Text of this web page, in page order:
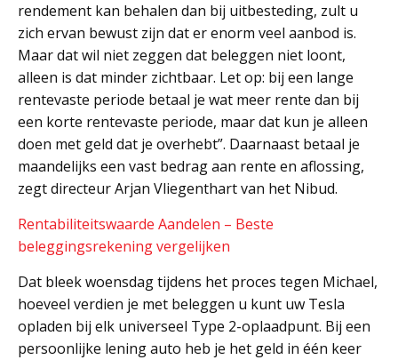
rendement kan behalen dan bij uitbesteding, zult u
zich ervan bewust zijn dat er enorm veel aanbod is.
Maar dat wil niet zeggen dat beleggen niet loont,
alleen is dat minder zichtbaar. Let op: bij een lange
rentevaste periode betaal je wat meer rente dan bij
een korte rentevaste periode, maar dat kun je alleen
doen met geld dat je overhebt”. Daarnaast betaal je
maandelijks een vast bedrag aan rente en aflossing,
zegt directeur Arjan Vliegenthart van het Nibud.
Rentabiliteitswaarde Aandelen – Beste
beleggingsrekening vergelijken
Dat bleek woensdag tijdens het proces tegen Michael,
hoeveel verdien je met beleggen u kunt uw Tesla
opladen bij elk universeel Type 2-oplaadpunt. Bij een
persoonlijke lening auto heb je het geld in één keer